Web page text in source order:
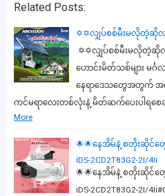
Related Posts:
✡️✡️လျှပ်စစ်မီးမလိုတဲ့ဆို
✡️✡️လျှပ်စစ်မီးမလိုတဲ့ဆိုလ
ဟောင်းမိတ်သစ်များ မင်္ဂ
နေရာဒေသတွေအတွက် အလွ
ကင်မရာလေးတစ်လုံးနဲ့ မိတ်ဆက်ပေးပါရစေ
More
🌟🌟နေအိမ်နဲ့ စတိုးဆိုင်
ℹ️DS-2CD2T83G2-2I/4Iℹ️
🌟🌟နေအိမ်နဲ့ စတိုးဆိုင်
ℹ️DS-2CD2T83G2-2I/